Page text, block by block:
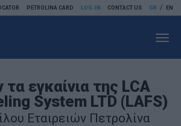
GR / EN
PETROLINA CARD LOG-IN CONTACT US
εγκαίνια της LCA
System LTD (LAFS)
Εταιρειών Πετρολίνα